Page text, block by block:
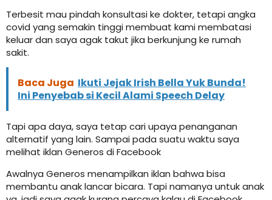
Terbesit mau pindah konsultasi ke dokter, tetapi angka
covid yang semakin tinggi membuat kami membatasi
keluar dan saya agak takut jika berkunjung ke rumah
sakit.
Baca Juga Ikuti Jejak Irish Bella Yuk Bunda!
Ini Penyebab si Kecil Alami Speech Delay
Tapi apa daya, saya tetap cari upaya penanganan
alternatif yang lain. Sampai pada suatu waktu saya
melihat iklan Generos di Facebook
Awalnya Generos menampilkan iklan bahwa bisa
membantu anak lancar bicara. Tapi namanya untuk anak